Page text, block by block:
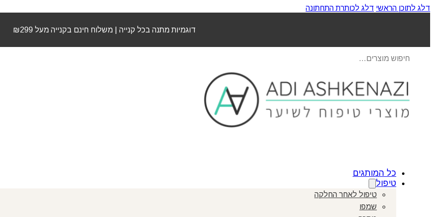
דלג לתוכן הראשי דלג לכותרת התחתונה
דוגמיות מתנה בכל קנייה | משלוח חינם בקנייה מעל ₪299
search
כל המותגים
טיפול
טיפול לאחר החלקה
שמפו